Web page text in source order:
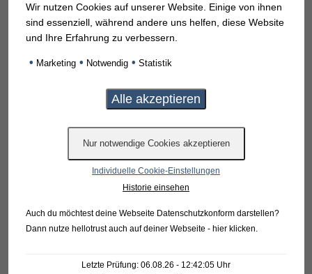
Wir nutzen Cookies auf unserer Website. Einige von ihnen
sind essenziell, während andere uns helfen, diese Website
und Ihre Erfahrung zu verbessern.
• Marketing • Notwendig • Statistik
Individuelle Cookie-Einstellungen
Historie einsehen
Auch du möchtest deine Webseite Datenschutzkonform darstellen?
Dann nutze hellotrust auch auf deiner Webseite - hier klicken
Letzte Prüfung: 06.08.26 - 12:42:05 Uhr